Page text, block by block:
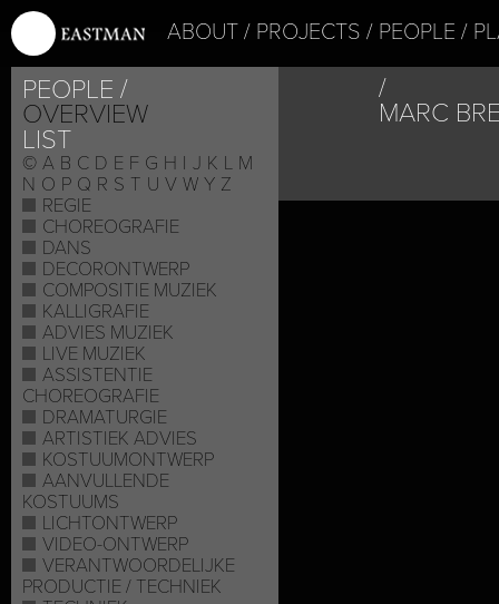
ABOUT PROJECTS PEOPLE
PEOPLE
OVERVIEW
LIST
© A B C D E F G H I J K L M
N O P Q R S T U V W Y Z
REGIE
CHOREOGRAFIE
DANS
DECORONTWERP
COMPOSITIE MUZIEK
KALLIGRAFIE
ADVIES MUZIEK
LIVE MUZIEK
ASSISTENTIE
CHOREOGRAFIE
DRAMATURGIE
ARTISTIEK ADVIES
KOSTUUMONTWERP
AANVULLENDE
KOSTUUMS
LICHTONTWERP
VIDEO-ONTWERP
VERANTWOORDELIJKE
PRODUCTIE / TECHNIEK
MARC